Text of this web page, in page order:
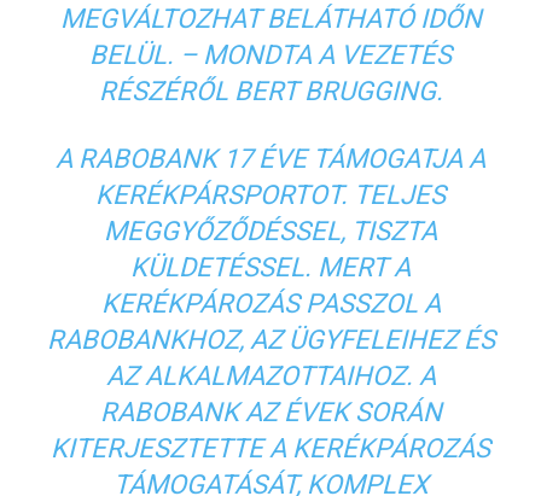
MEGVÁLTOZHAT BELÁTHATÓ IDŐN
BELÜL. – MONDTA A VEZETÉS
RÉSZÉRŐL BERT BRUGGING.
A RABOBANK 17 ÉVE TÁMOGATJA A
KERÉKPÁRSPORTOT. TELJES
MEGGYŐZŐDÉSSEL, TISZTA
KÜLDETÉSSEL. MERT A
KERÉKPÁROZÁS PASSZOL A
RABOBANKHOZ, AZ ÜGYFELEIHEZ ÉS
AZ ALKALMAZOTTAIHOZ. A
RABOBANK AZ ÉVEK SORÁN
KITERJESZTETTE A KERÉKPÁROZÁS
TÁMOGATÁSÁT, KOMPLEX